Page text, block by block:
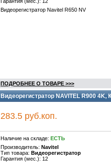
Видеорегистратор Navitel R650 NV
ПОДРОБНЕЕ О ТОВАРЕ >>>
Видеорегистратор NAVITEL R900 4K,
283.5 руб.коп.
Наличие на складе: ЕСТЬ
Производитель: Navitel
Тип товара: Видеорегистратор
Гарантия (мес.): 12